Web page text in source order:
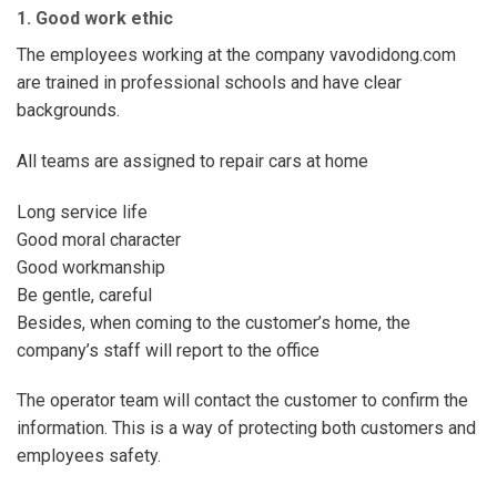
1. Good work ethic
The employees working at the company vavodidong.com
are trained in professional schools and have clear
backgrounds.
All teams are assigned to repair cars at home
Long service life
Good moral character
Good workmanship
Be gentle, careful
Besides, when coming to the customer’s home, the
company’s staff will report to the office
The operator team will contact the customer to confirm the
information. This is a way of protecting both customers and
employees safety.